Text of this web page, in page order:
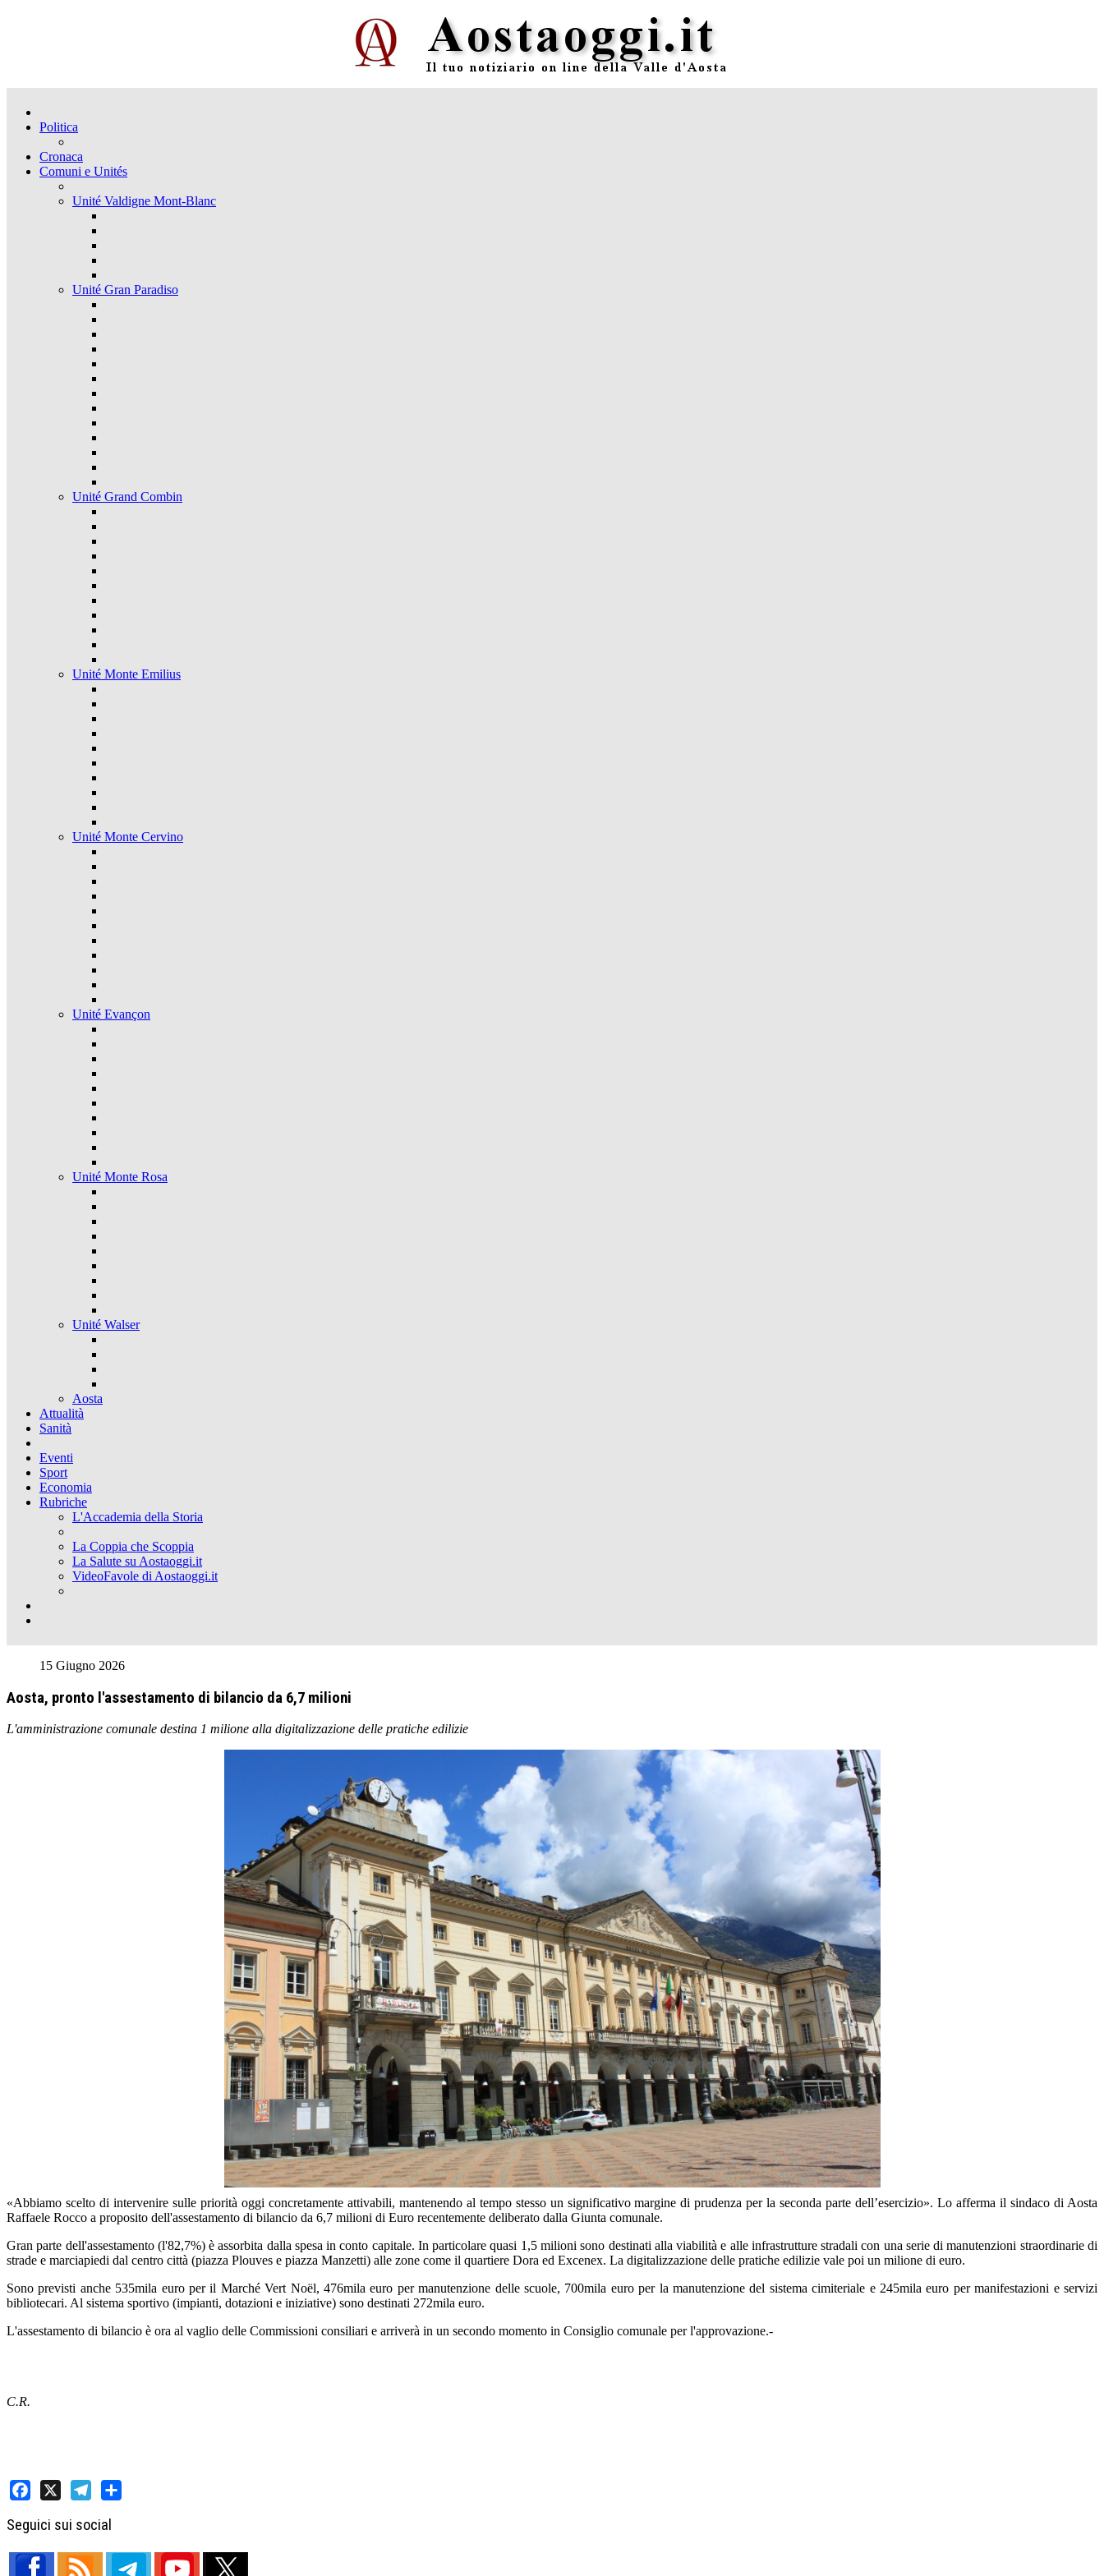
Politica
Cronaca
Comuni e Unités
Unité Valdigne Mont-Blanc
Unité Gran Paradiso
Unité Grand Combin
Unité Monte Emilius
Unité Monte Cervino
Unité Evançon
Unité Monte Rosa
Unité Walser
Aosta
Attualità
Sanità
Eventi
Sport
Economia
Rubriche
L'Accademia della Storia
La Coppia che Scoppia
La Salute su Aostaoggi.it
VideoFavole di Aostaoggi.it
15 Giugno 2026
Aosta, pronto l'assestamento di bilancio da 6,7 milioni
L'amministrazione comunale destina 1 milione alla digitalizzazione delle pratiche edilizie
«Abbiamo scelto di intervenire sulle priorità oggi concretamente attivabili, mantenendo al tempo stesso un significativo margine di prudenza per la seconda parte dell’esercizio». Lo afferma il sindaco di Aosta
Raffaele Rocco a proposito dell'assestamento di bilancio da 6,7 milioni di Euro recentemente deliberato dalla Giunta comunale.
Gran parte dell'assestamento (l'82,7%) è assorbita dalla spesa in conto capitale. In particolare quasi 1,5 milioni sono destinati alla viabilità e alle infrastrutture stradali con una serie di manutenzioni straordinarie di
strade e marciapiedi dal centro città (piazza Plouves e piazza Manzetti) alle zone come il quartiere Dora ed Excenex. La digitalizzazione delle pratiche edilizie vale poi un milione di euro.
Sono previsti anche 535mila euro per il Marché Vert Noël, 476mila euro per manutenzione delle scuole, 700mila euro per la manutenzione del sistema cimiteriale e 245mila euro per manifestazioni e servizi
bibliotecari. Al sistema sportivo (impianti, dotazioni e iniziative) sono destinati 272mila euro.
L'assestamento di bilancio è ora al vaglio delle Commissioni consiliari e arriverà in un secondo momento in Consiglio comunale per l'approvazione.-
C.R.
Seguici sui social